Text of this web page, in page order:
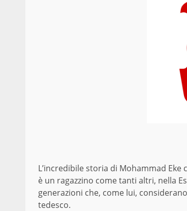
L’incredibile storia di Mohammad
è un ragazzino come tanti altri, nella
generazioni che, come lui,
tedesco.